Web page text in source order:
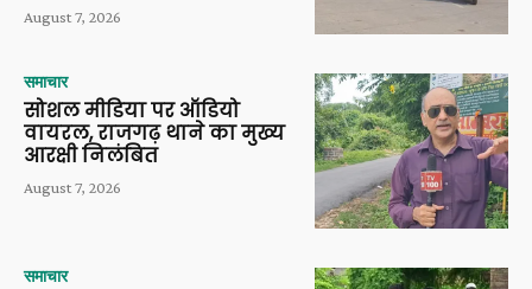
August 7, 2026
समाचार
सोशल मीडिया पर ऑडियो
वायरल, राजगढ़ थाने का मुख्य
आरक्षी निलंबित
August 7, 2026
समाचार